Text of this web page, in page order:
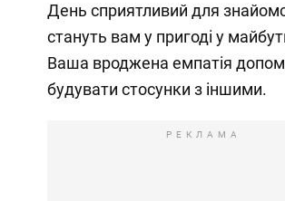
День сприятливий для
стануть вам у пригоді у
Ваша вроджена емпатія
будувати стосунки з іншими.
РЕКЛАМА